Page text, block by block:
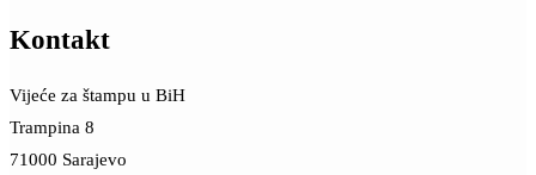
Kontakt
Vijeće za štampu u BiH
Trampina 8
71000 Sarajevo